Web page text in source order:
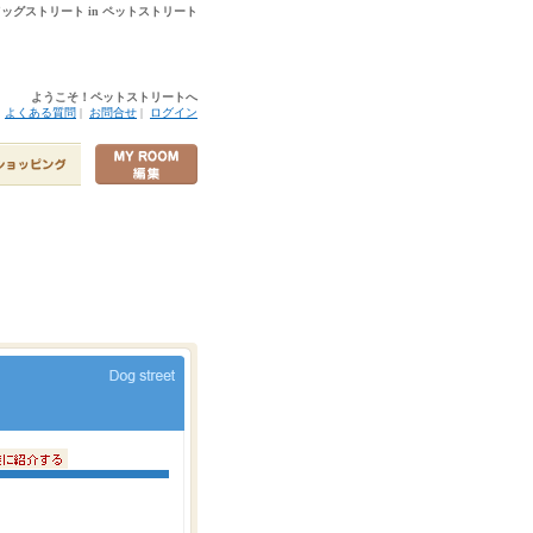
グストリート in ペットストリート
ようこそ！ペットストリートへ
よくある質問 | お問合せ | ログイン